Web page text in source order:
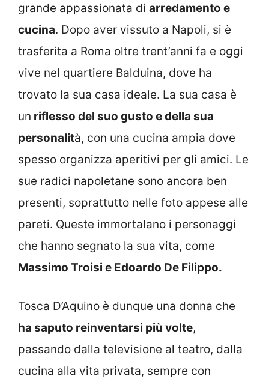
grande appassionata di arredamento e
cucina. Dopo aver vissuto a Napoli, si è
trasferita a Roma oltre trent’anni fa e oggi
vive nel quartiere Balduina, dove ha
trovato la sua casa ideale. La sua casa è
un riflesso del suo gusto e della sua
personalità, con una cucina ampia dove
spesso organizza aperitivi per gli amici. Le
sue radici napoletane sono ancora ben
presenti, soprattutto nelle foto appese alle
pareti. Queste immortalano i personaggi
che hanno segnato la sua vita, come
Massimo Troisi e Edoardo De Filippo.
Tosca D’Aquino è dunque una donna che
ha saputo reinventarsi più volte,
passando dalla televisione al teatro, dalla
cucina alla vita privata, sempre con